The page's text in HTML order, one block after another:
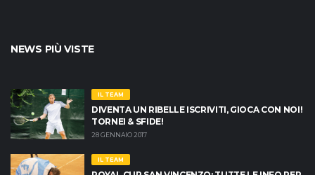
NEWS PIÙ VISTE
IL TEAM
DIVENTA UN RIBELLE ISCRIVITI, GIOCA CON NOI!
TORNEI & SFIDE!
28 GENNAIO 2017
IL TEAM